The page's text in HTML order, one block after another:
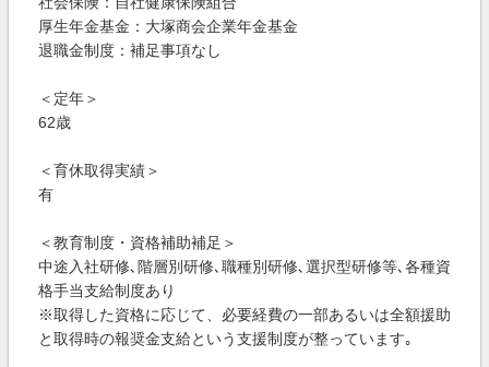
厚生年金基金：大塚商会企業年金基金
退職金制度：補足事項なし
＜定年＞
62歳
＜育休取得実績＞
有
＜教育制度・資格補助補足＞
中途入社研修､階層別研修､職種別研修､選択型研修等､各種資
格手当支給制度あり
※取得した資格に応じて、必要経費の一部あるいは全額援助
と取得時の報奨金支給という支援制度が整っています｡